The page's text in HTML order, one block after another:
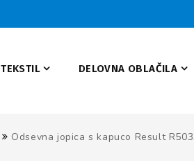
TEKSTIL DELOVNA OBLAČILA
Odsevna jopica s kapuco Result